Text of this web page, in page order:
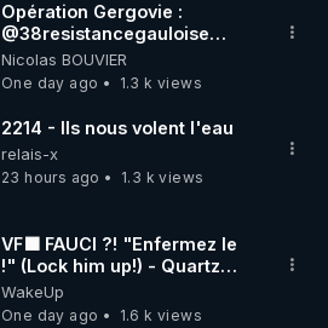
Opération Gergovie :
‪@38resistancegauloise‬
‪@MarionSigautOfficiel‬
‪@gladysriifard5710‬ Laëtitia
Nicolas BOUVIER
One day ago
1.3 k views
2214 - Ils nous volent l'eau
relais-x
23 hours ago
1.3 k views
VF🟩 FAUCI ?! "Enfermez le
!" (Lock him up!) - Quartz
Traduction
WakeUp
One day ago
1.6 k views